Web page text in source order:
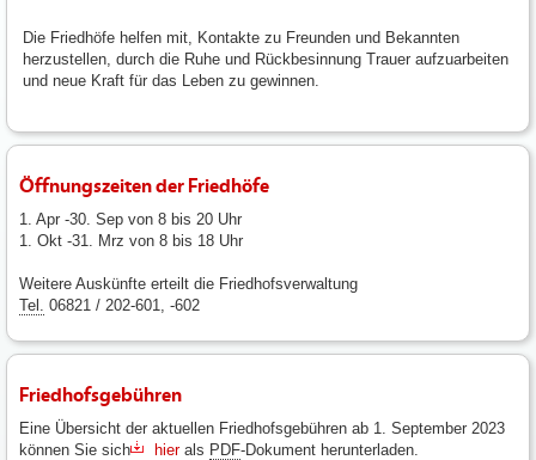
Die Friedhöfe helfen mit, Kontakte zu Freunden und Bekannten
herzustellen, durch die Ruhe und Rückbesinnung Trauer aufzuarbeiten
und neue Kraft für das Leben zu gewinnen.
Öffnungszeiten der Friedhöfe
1. Apr -30. Sep von 8 bis 20 Uhr
1. Okt -31. Mrz von 8 bis 18 Uhr
Weitere Auskünfte erteilt die Friedhofsverwaltung
Tel. 06821 / 202-601, -602
Friedhofsgebühren
Eine Übersicht der aktuellen Friedhofsgebühren ab 1. September 2023
können Sie sich
hierals PDF-Dokument herunterladen.